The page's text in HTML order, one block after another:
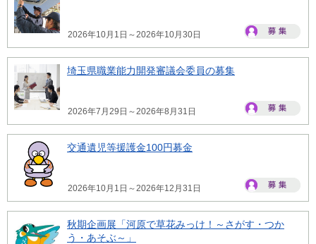
2026年10月1日～2026年10月30日
埼玉県職業能力開発審議会委員の募集
2026年7月29日～2026年8月31日
交通遺児等援護金100円募金
2026年10月1日～2026年12月31日
秋期企画展「河原で草花みっけ！～さがす・つか
う・あそぶ～」